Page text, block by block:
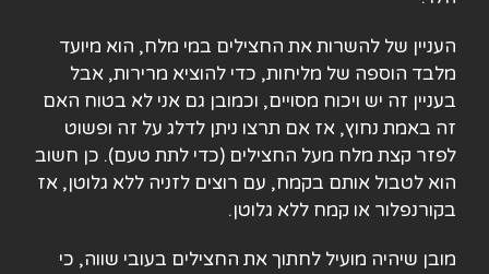
העניין של להשרות את החצילים במי מלח, הוא מיועד
מלבד הוספה של מליחות, כדי להוציא מרירות, אבל
בעניין זה יש ויכוח מסויים, וכמובן גם אני לא בטוח האם
זה באמת נחוץ, אז אם תרצו ניתן לדלג על זה ופשוט
לפזר קצת מלח מעל החצילים (כדי לתת טעם). כן חשוב
הוא לטבול אותם בקמח, עם רוצים לזניה ללא גלוטן, אז
בקורנפלור או קמח ללא גלוטן.
מובן שיהיה מועיל לחתוך את החצילים בעובי שווה, כי